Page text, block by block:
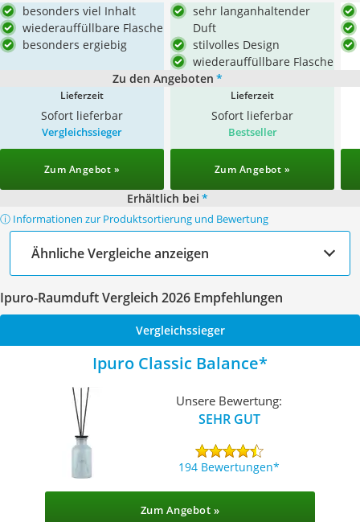
besonders viel Inhalt
wiederauffüllbare Flasche
besonders ergiebig
sehr langanhaltender
Duft
stilvolles Design
wiederauffüllbare Flasche
Zu den Angeboten *
Lieferzeit
Sofort lieferbar
Lieferzeit
Sofort lieferbar
Vergleichssieger
Zum Angebot »
Bestseller
Zum Angebot »
Erhältlich bei *
ⓘ Informationen zur Produktsortierung und Bewertung
Ähnliche Vergleiche anzeigen
Ipuro-Raumduft Vergleich 2026 Empfehlungen
Vergleichssieger
Ipuro Classic Balance
Unsere Bewertung:
SEHR GUT
194 Bewertungen
Zum Angebot »